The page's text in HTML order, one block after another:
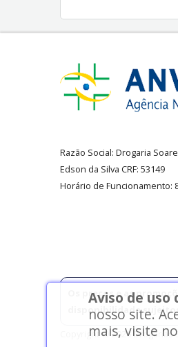
Razão Social: Drogaria
Edson da Silva CRF: 53149
Horário de Funcionamento:
Os preços e as
disponibilidade
Copyright © 2026
Aviso de uso
nosso site.
mais, visite